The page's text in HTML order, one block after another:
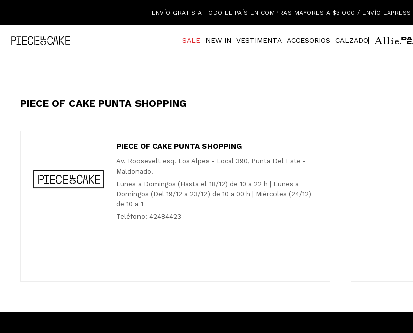
ENVÍO GRATIS A TODO EL PAÍS EN COMPRAS MAYORES A $3.000 / ENVÍO EXPRESS
SALE NEW IN VESTIMENTA ACCESORIOS CALZADO
PIECE OF CAKE PUNTA SHOPPING
PIECE OF CAKE PUNTA SHOPPING
Av. Roosevelt esq. Los Alpes - Local 390, Punta Del Este -
Maldonado.
Lunes a Domingos (Hasta el 18/12) de 10 a 22 h | Lunes a
Domingos (Del 19/12 a 23/12) de 10 a 00 h | Miércoles (24/12)
de 10 a 1
Teléfono: 42484423